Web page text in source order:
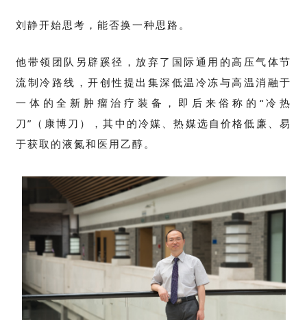
刘静开始思考，能否换一种思路。
他带领团队另辟蹊径，放弃了国际通用的高压气体节
流制冷路线，开创性提出集深低温冷冻与高温消融于
一体的全新肿瘤治疗装备，即后来俗称的“冷热
刀”（康博刀），其中的冷媒、热媒选自价格低廉、易
于获取的液氮和医用乙醇。